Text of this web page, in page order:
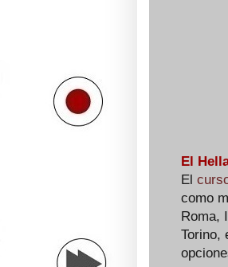
El
El
como
Roma,
Torino,